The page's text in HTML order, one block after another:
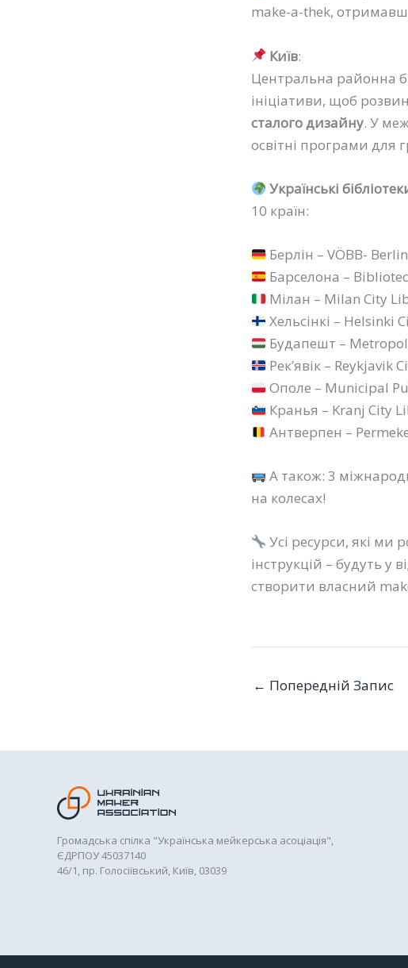
make-a-thek,
Київ:
Центральна районна
ініціативи, щоб
сталого дизайну. У
освітні програми для
Українські
10 країн:
Берлін – VÖBB-
Барселона –
Мілан – Milan City
Хельсінкі – Helsinki
Будапешт –
Рек’явік – Reykjavik
Ополе – Municipal
Кранья – Kranj City
Антверпен –
А також: 3
на колесах!
Усі ресурси, які ми
інструкцій – будуть у
створити власний
← Попередній Запис
Громадська спілка "Українська мейкерська асоціація",
ЄДРПОУ 45037140
46/1, пр. Голосіївський, Київ, 03039